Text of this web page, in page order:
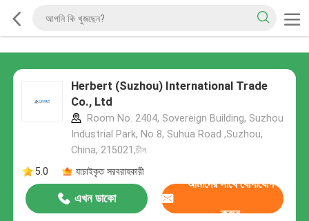
Herbert (Suzhou) International Trade
Co., Ltd
Room No. 2404, Sovereign Building, Suzhou
Industrial Park, No 8, Suhua Road ,Suzhou,
China, 215021,চীন
5.0
যাচাইকৃত সরবরাহকারী
এখন ডাকো
আমাদের সাথে যোগাযোগ
করুন